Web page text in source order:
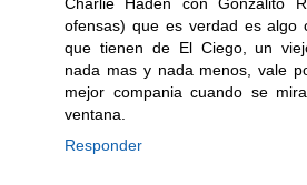
ofensas) que es verdad es algo
que tienen de El Ciego, un
nada mas y nada menos, vale
mejor compania cuando se
ventana.
Responder